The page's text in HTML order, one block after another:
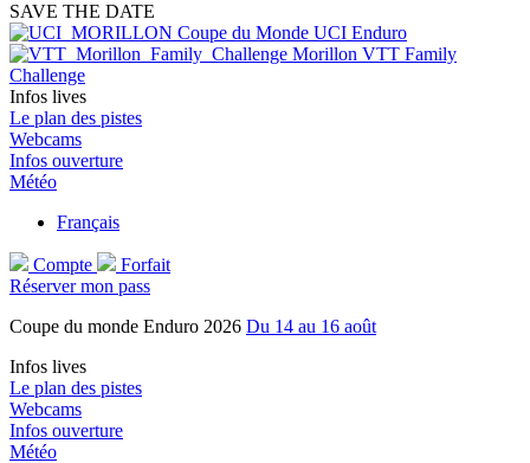
SAVE THE DATE
Coupe du Monde UCI Enduro
Morillon VTT Family
Challenge
Infos lives
Le plan des pistes
Webcams
Infos ouverture
Météo
Français
Compte
Forfait
Réserver mon pass
Coupe du monde Enduro 2026 Du 14 au 16 août
Infos lives
Le plan des pistes
Webcams
Infos ouverture
Météo